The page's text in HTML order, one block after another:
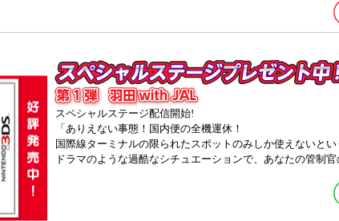
スペシャルステージ配信開始!
「ありえない事態！国内便の全機運休！
国際線ターミナルの限られたスポットのみしか使えないとい
ドラマのような過酷なシチュエーションで、あなたの管制